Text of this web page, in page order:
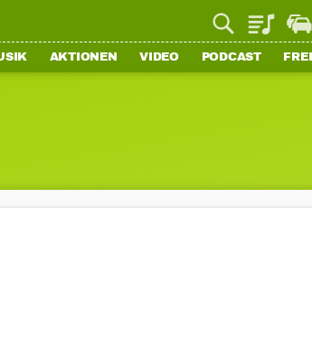
Playlist
AKTIONEN VIDEO PODCAST